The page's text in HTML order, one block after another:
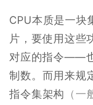
CPU本质是一块
片，要使用这些
对应的指令——
制数。而用来规
指令集架构 （一